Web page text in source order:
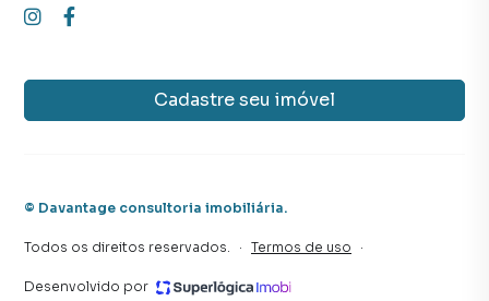
Cadastre seu imóvel
© Davantage consultoria imobiliária.
Todos os direitos reservados. · Termos de uso ·
Desenvolvido por